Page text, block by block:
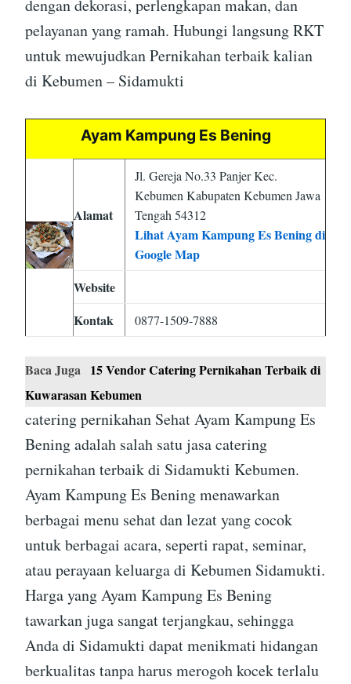
dengan dekorasi, perlengkapan makan, dan
pelayanan yang ramah. Hubungi langsung RKT
untuk mewujudkan Pernikahan terbaik kalian
di Kebumen – Sidamukti
Ayam Kampung Es Bening
Alamat
Jl. Gereja No.33 Panjer Kec.
Kebumen Kabupaten Kebumen Jawa
Tengah 54312
Lihat Ayam Kampung Es Bening di
Google Map
Website
Kontak
0877-1509-7888
Baca Juga 15 Vendor Catering Pernikahan Terbaik di
Kuwarasan Kebumen
catering pernikahan Sehat Ayam Kampung Es
Bening adalah salah satu jasa catering
pernikahan terbaik di Sidamukti Kebumen.
Ayam Kampung Es Bening menawarkan
berbagai menu sehat dan lezat yang cocok
untuk berbagai acara, seperti rapat, seminar,
atau perayaan keluarga di Kebumen Sidamukti.
Harga yang Ayam Kampung Es Bening
tawarkan juga sangat terjangkau, sehingga
Anda di Sidamukti dapat menikmati hidangan
berkualitas tanpa harus merogoh kocek terlalu